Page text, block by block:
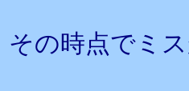
その時点でミ